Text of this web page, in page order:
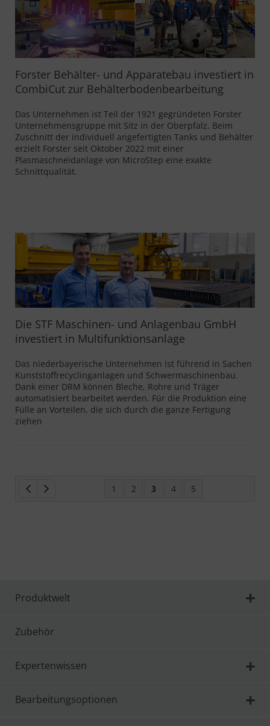
Forster Behälter- und Apparatebau investiert in
CombiCut zur Behälterbodenbearbeitung
Das Unternehmen ist Teil der 1921 gegründeten Forster
Unternehmensgruppe mit Sitz in der Oberpfalz. Beim
Zuschnitt der individuell angefertigten Tanks und Behälter
erzielt Forster seit Oktober 2022 mit einer
Plasmaschneidanlage von MicroStep eine exakte
Schnittqualität.
Die STF Maschinen- und Anlagenbau GmbH
investiert in Multifunktionsanlage
Das niederbayerische Unternehmen ist führend in Sachen
Kunststoffrecyclinganlagen und Schwermaschinenbau.
Dank einer DRM können Bleche, Rohre und Träger
automatisiert bearbeitet werden. Für die Produktion eine
Fülle an Vorteilen, die sich durch die ganze Fertigung
ziehen
1 2 3 4 5
Produktwelt
Zubehör
Expertenwissen
Bearbeitungsoptionen